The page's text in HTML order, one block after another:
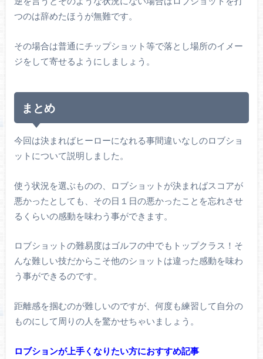
つのは辞めたほうが無難です。
その場合は普通にチップショット等で落とし場所のイメー
ジをして寄せるようにしましょう。
まとめ
今回は決まればヒーローになれる事間違いなしのロブショ
ットについて説明しました。
使う状況を選ぶものの、ロブショットが決まればスコアが
悪かったとしても、その日１日の悪かったことを忘れさせ
るくらいの感動を味わう事ができます。
ロブショットの難易度はゴルフの中でもトップクラス！そ
んな難しい技だからこそ他のショットは違った感動を味わ
う事ができるのです。
距離感を掴むのが難しいのですが、何度も練習して自分の
ものにして周りの人を驚かせちゃいましょう。
ロブションが上手くなりたい方におすすめ記事